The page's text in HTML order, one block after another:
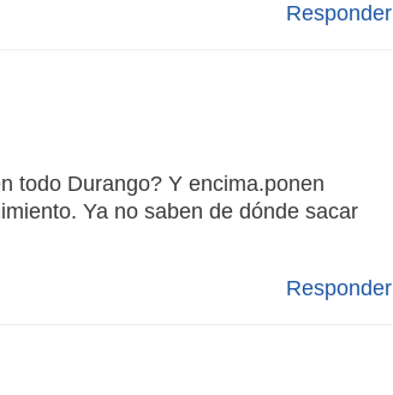
Responder
todo Durango? Y encima.ponen
Ya no saben de dónde sacar
Responder